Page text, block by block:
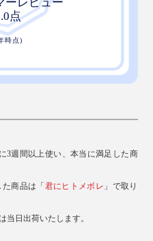
3週間以上使い、本当に満足した商
商品は「君にヒトメボレ 」で取り
当日出荷いたします。